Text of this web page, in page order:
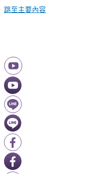
跳至主要內容